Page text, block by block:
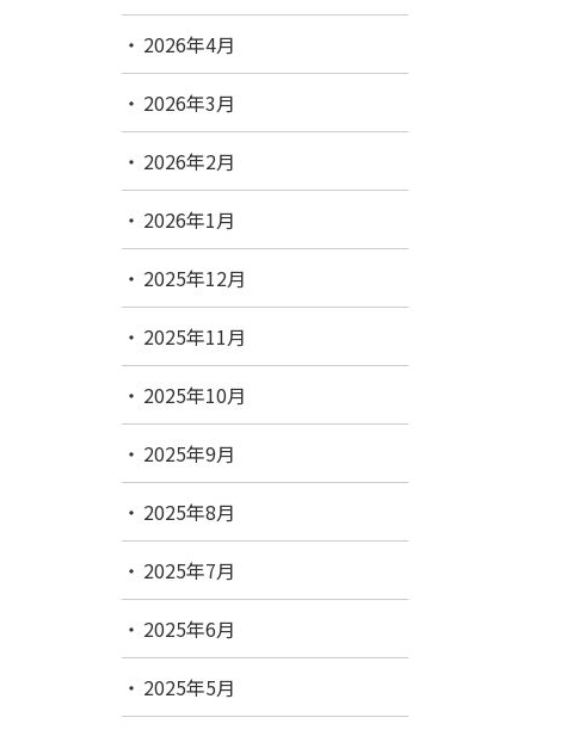
2026年4月
2026年3月
2026年2月
2026年1月
2025年12月
2025年11月
2025年10月
2025年9月
2025年8月
2025年7月
2025年6月
2025年5月